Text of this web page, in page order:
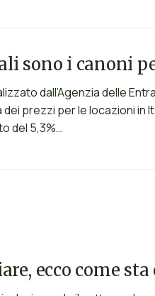
sono i canoni
dall’Agenzia delle
prezzi per le locazioni in
del 5,3%…
ecco come